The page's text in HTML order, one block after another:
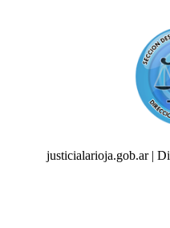
justicialarioja.gob.ar |